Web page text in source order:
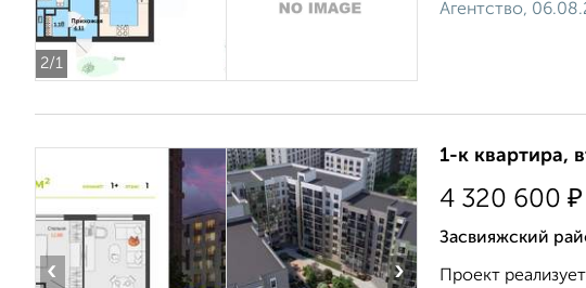
2/1
Агентство,
‹ ›
1-к квартира,
4 320 600 ₽
Засвияжский
Проект